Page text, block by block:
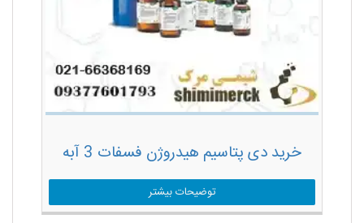
خرید دی پتاسیم هیدروژن فسفات 3 آبه
توضیحات بیشتر